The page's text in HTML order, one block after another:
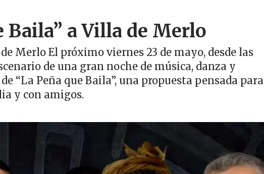
Baila” a Villa de Merlo
Merlo El próximo viernes 23 de mayo, desde las
de una gran noche de música, danza y
“La Peña que Baila”, una propuesta pensada para
y con amigos.